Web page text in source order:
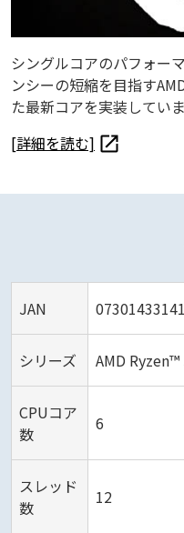
シングルコアのパフォー
ンシーの短縮を目指す
た最新コアを実装していま
[詳細を読む]
JAN
シリーズ AMD
CPUコア
数
6
スレッド
数
12